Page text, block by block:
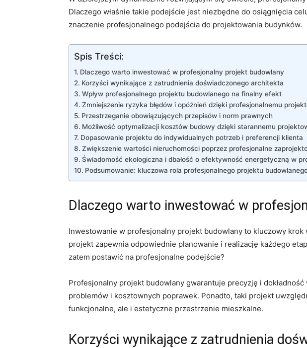
Dlaczego właśnie takie‌ podejście jest niezbędne do osiągnięcia
znaczenie ⁤profesjonalnego podejścia do projektowania budynków.
Spis Treści:
Dlaczego ⁢warto inwestować w profesjonalny projekt budowlany
Korzyści wynikające ⁣z ⁣zatrudnienia doświadczonego architekta
Wpływ profesjonalnego projektu budowlanego na finalny efekt
Zmniejszenie ryzyka ⁢błędów i opóźnień dzięki profesjonalnemu
Przestrzeganie ⁣obowiązujących‍ przepisów‌ i ‌norm prawnych
Możliwość ⁣optymalizacji kosztów budowy dzięki⁣ starannemu
Dopasowanie projektu do indywidualnych potrzeb ⁢i preferencji⁣ klienta
Zwiększenie wartości nieruchomości⁢ poprzez profesjonalne‍
Świadomość ekologiczna i dbałość o efektywność⁢ energetyczną w
Podsumowanie: kluczowa rola profesjonalnego projektu
Dlaczego ⁢warto inwestować w
Inwestowanie​ w ​profesjonalny projekt budowlany to​ kluczowy
projekt zapewnia odpowiednie planowanie i realizację każdego
zatem ⁢postawić na profesjonalne podejście?
Profesjonalny projekt ‌budowlany gwarantuje precyzję ​i
problemów i kosztownych poprawek. Ponadto, taki projekt
funkcjonalne, ‌ale i estetyczne ⁢przestrzenie mieszkalne.
Korzyści wynikające ⁣z ⁣zatrudnienia